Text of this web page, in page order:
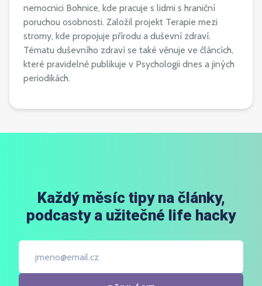
nemocnici Bohnice, kde pracuje s lidmi s hraniční
poruchou osobnosti. Založil projekt Terapie mezi
stromy, kde propojuje přírodu a duševní zdraví.
Tématu duševního zdraví se také věnuje ve článcích,
které pravidelně publikuje v Psychologii dnes a jiných
periodikách.
Každý měsíc tipy na články,
podcasty a užitečné life hacky